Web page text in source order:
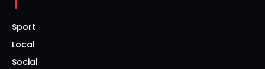
Sport
Local
Social